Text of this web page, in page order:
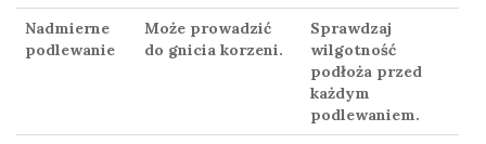
Nadmierne
podlewanie
Może prowadzić
do gnicia korzeni.
Sprawdzaj
wilgotność
podłoża przed
każdym
podlewaniem.